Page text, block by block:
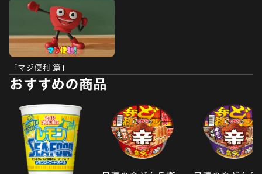
「マジ便利 篇」
おすすめの商品